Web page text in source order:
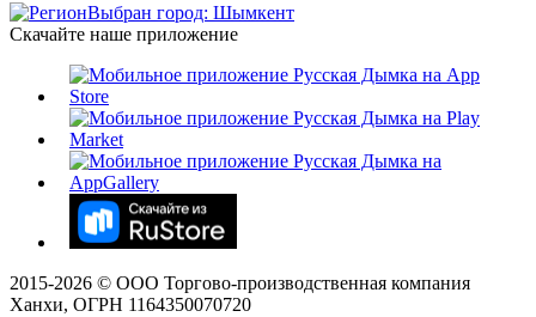
Выбран город: Шымкент
Скачайте наше приложение
2015-2026 © ООО Торгово-производственная компания
Ханхи, ОГРН 1164350070720